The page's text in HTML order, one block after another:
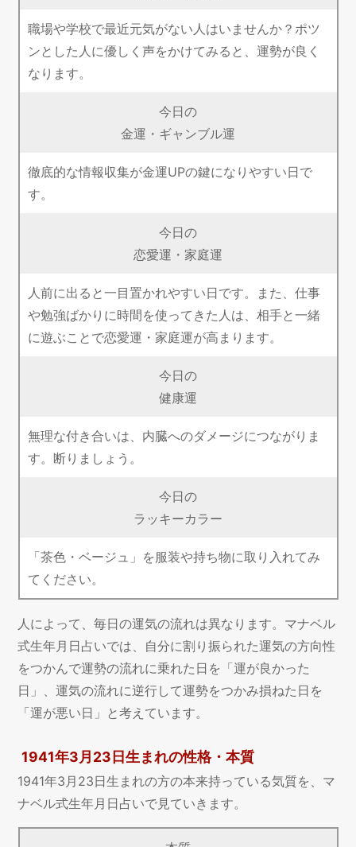
職場や学校で最近元気がない人はいませんか？ポツ
ンとした人に優しく声をかけてみると、運勢が良く
なります。
今日の
金運・ギャンブル運
徹底的な情報収集が金運UPの鍵になりやすい日で
す。
今日の
恋愛運・家庭運
人前に出ると一目置かれやすい日です。また、仕事
や勉強ばかりに時間を使ってきた人は、相手と一緒
に遊ぶことで恋愛運・家庭運が高まります。
今日の
健康運
無理な付き合いは、内臓へのダメージにつながりま
す。断りましょう。
今日の
ラッキーカラー
「茶色・ベージュ」を服装や持ち物に取り入れてみ
てください。
人によって、毎日の運気の流れは異なります。マナベル
式生年月日占いでは、自分に割り振られた運気の方向性
をつかんで運勢の流れに乗れた日を「運が良かった
日」、運気の流れに逆行して運勢をつかみ損ねた日を
「運が悪い日」と考えています。
1941年3月23日生まれの性格・本質
1941年3月23日生まれの方の本来持っている気質を、マ
ナベル式生年月日占いで見ていきます。